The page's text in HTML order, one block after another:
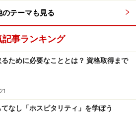
のテーマも見る
記事ランキング
るために必要なこととは？ 資格取得まで
なし「ホスピタリティ」を学ぼう